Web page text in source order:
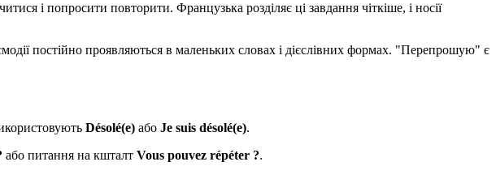
і попросити повторити. Французька розділяє ці завдання чіткіше, і носії
постійно проявляються в маленьких словах і дієслівних формах. "Перепрошую" є
Désolé(e) або Je suis désolé(e).
або питання на кшталт Vous pouvez répéter ?.